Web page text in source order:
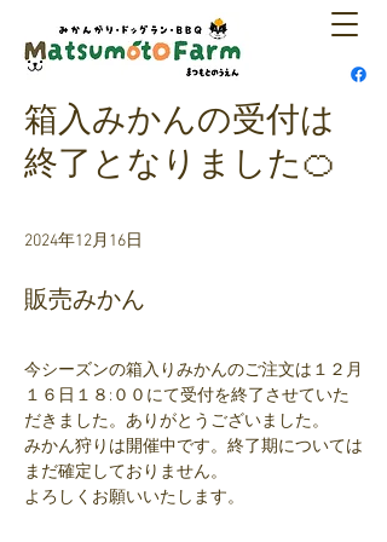
箱入みかんの受付は
終了となりました🍊
2024年12月16日
販売みかん
今シーズンの箱入りみかんのご注文は１２月
１６日１８:００にて受付を終了させていた
だきました。ありがとうございました。
みかん狩りは開催中です。終了期については
まだ確定しておりません。
よろしくお願いいたします。